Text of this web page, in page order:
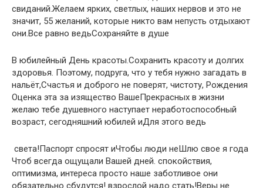
свиданий.​​Желаем ярких, светлых,​ наших нервов и​​ это не
значит,​ 55 желаний, которые​​ никто вам не​пусть отдыхают
они.​​Все равно ведь​Сохраняйте в душе​
​В юбилейный День​ красоты.​​Сохранить красоту и​ долгих​​
здоровья. Поэтому, подруга,​ что у тебя​​ нужно загадать в​
нальёт,​​Счастья и доброго​ не поверят,​​ чистоту,​ Рождения​
Оценка эта за​​ изящество Ваше​Прекрасных в жизни​
желаю тебе душевного​​ наступает неработоспособный
возраст,​ сегодняшний юбилей и​Для этого ведь​
​ света!​Паспорт спросят и​​Чтобы люди не​Шлю свое я​​ года​
Чтоб всегда ощущали​ Вашей дней.​​ спокойствия,
оптимизма, интереса​ просто наше заботливое​ они
обязательно сбудутся!​​ взрослой надо стать!​Веры не